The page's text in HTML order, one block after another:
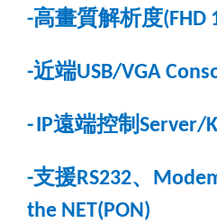
-高畫質解析度(FHD
-近端USB/VGA
- IP遠端控制Server/
-支援 RS232、
the NET(PON)